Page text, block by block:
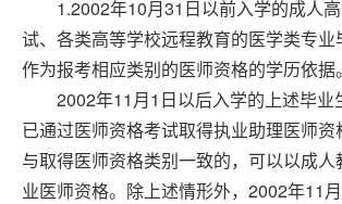
1.2002年10月31日以前入学的成人高
试、各类高等学校远程教育的医学类专
作为报考相应类别的医师资格的学历依据。
2002年11月1日以后入学的上述毕业
已通过医师资格考试取得执业助理医师资
与取得医师资格类别一致的，可以以成
业医师资格。除上述情形外，2002年11